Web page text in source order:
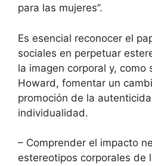
para las mujeres”.
Es esencial reconocer el
sociales en perpetuar
la imagen corporal y, como
Howard, fomentar un
promoción de la
individualidad.
– Comprender el impacto
estereotipos corporales de